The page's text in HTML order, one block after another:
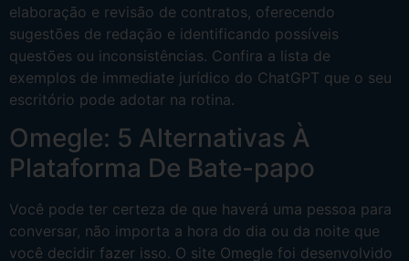
elaboração e revisão de contratos, oferecendo
sugestões de redação e identificando possíveis
questões ou inconsistências. Confira a lista de
exemplos de immediate jurídico do ChatGPT que o seu
escritório pode adotar na rotina.
Omegle: 5 Alternativas À
Plataforma De Bate-papo
Você pode ter certeza de que haverá uma pessoa para
conversar, não importa a hora do dia ou da noite que
você decidir fazer isso. O site Omegle foi desenvolvido